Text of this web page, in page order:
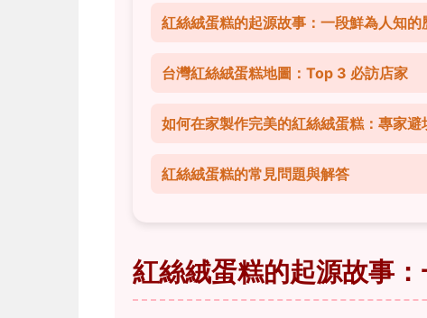
紅絲絨蛋糕的起源故事：一段鮮為人知的
台灣紅絲絨蛋糕地圖：Top 3 必訪店家
如何在家製作完美的紅絲絨蛋糕：專家避
紅絲絨蛋糕的常見問題與解答
紅絲絨蛋糕的起源故事